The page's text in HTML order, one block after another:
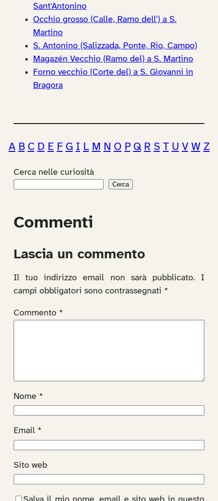
Sant'Antonino
Occhio grosso (Calle, Ramo dell') a S.
Martino
S. Antonino (Salizzada, Ponte, Rio, Campo)
Magazén Vecchio (Ramo del) a S. Martino
Forno vecchio (Corte del) a S. Giovanni in
Bragora
A B C D E F G I L M N O P Q R S T U V W Z
Cerca nelle curiosità
Cerca
Commenti
Lascia un commento
Il tuo indirizzo email non sarà pubblicato.
I
campi obbligatori sono contrassegnati *
Commento *
Nome *
Email *
Sito web